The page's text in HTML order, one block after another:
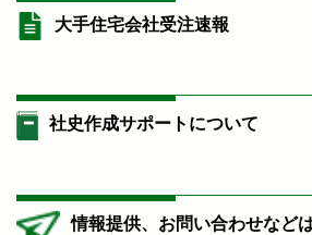
大手住宅会社受注速報
社史作成サポートについて
情報提供、お問い合わせなど